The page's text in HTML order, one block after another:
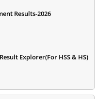
Results-2026
Explorer(For HSS & HS)